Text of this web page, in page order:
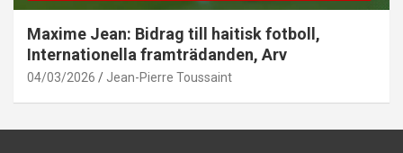
Maxime Jean: Bidrag till haitisk fotboll,
Internationella framträdanden, Arv
04/03/2026 Jean-Pierre Toussaint